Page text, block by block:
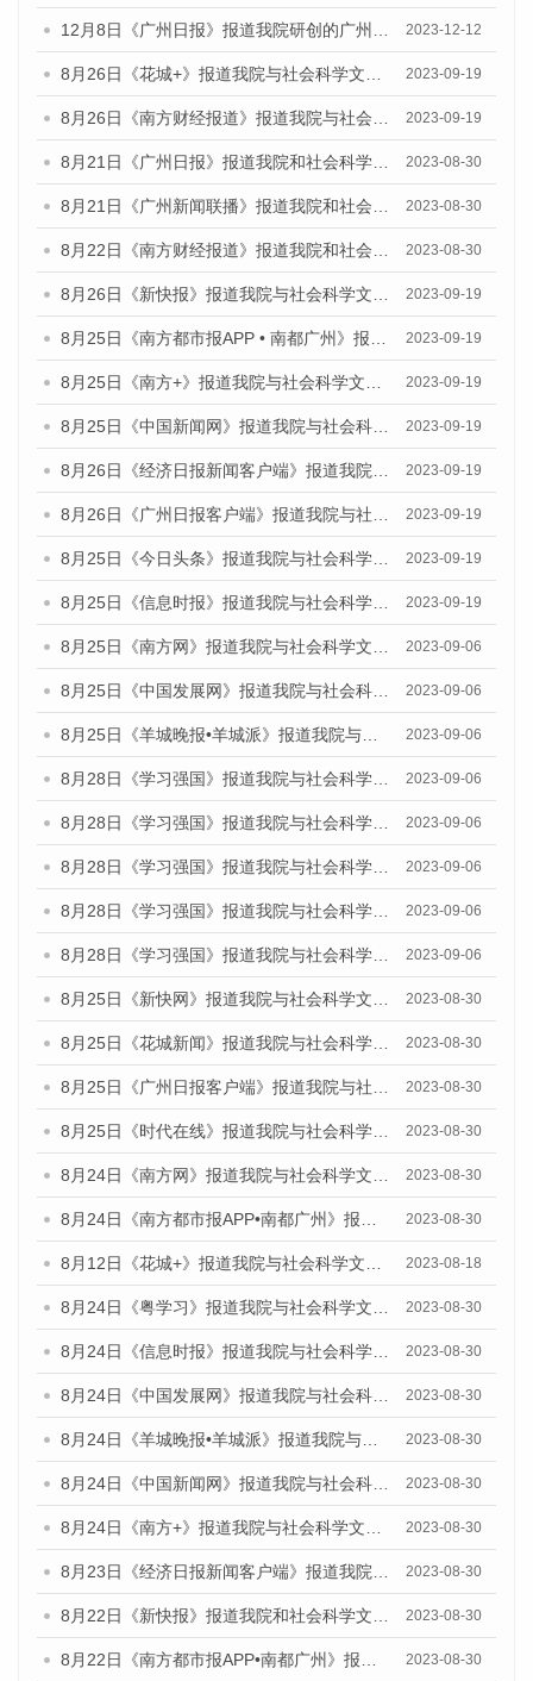
12月8日《广州日报》报道我院研创的广州蓝皮书系列荣获全国第十四届优秀皮书奖四项大奖的媒体文章 2023-12-12
8月26日《花城+》报道我院与社会科学文献出版社联合发布《广州蓝皮书：广州创新型城市发展报告（2023）》的视频采访 2023-09-19
8月26日《南方财经报道》报道我院与社会科学文献出版社联合发布《广州蓝皮书：广州创新型城市发展报告（2023）》的视频采访 2023-09-19
8月21日《广州日报》报道我院和社会科学文献出版社联合发布《广州数字经济发展报告（2023）》蓝皮书的视频采访 2023-08-30
8月21日《广州新闻联播》报道我院和社会科学文献出版社联合发布《广州数字经济发展报告（2023）》蓝皮书的视频采访 2023-08-30
8月22日《南方财经报道》报道我院和社会科学文献出版社联合发布《广州数字经济发展报告（2023）》蓝皮书的视频采访 2023-08-30
8月26日《新快报》报道我院与社会科学文献出版社联合发布《广州蓝皮书：广州创新型城市发展报告（2023）》的媒体文章 2023-09-19
8月25日《南方都市报APP • 南都广州》报道我院与社会科学文献出版社联合发布《广州蓝皮书：广州创新型城市发展报告（2023）》的媒体文章 2023-09-19
8月25日《南方+》报道我院与社会科学文献出版社联合发布《广州蓝皮书：广州创新型城市发展报告（2023）》的媒体文章 2023-09-19
8月25日《中国新闻网》报道我院与社会科学文献出版社联合发布《广州蓝皮书：广州创新型城市发展报告（2023）》的媒体文章 2023-09-19
8月26日《经济日报新闻客户端》报道我院与社会科学文献出版社联合发布《广州蓝皮书：广州创新型城市发展报告（2023）》的媒体文章 2023-09-19
8月26日《广州日报客户端》报道我院与社会科学文献出版社联合发布《广州蓝皮书：广州创新型城市发展报告（2023）》的媒体文章 2023-09-19
8月25日《今日头条》报道我院与社会科学文献出版社联合发布《广州蓝皮书：广州创新型城市发展报告（2023）》的媒体文章 2023-09-19
8月25日《信息时报》报道我院与社会科学文献出版社联合发布《广州蓝皮书：广州创新型城市发展报告（2023）》的媒体文章 2023-09-19
8月25日《南方网》报道我院与社会科学文献出版社联合发布《广州蓝皮书：广州创新型城市发展报告（2023）》的媒体文章 2023-09-06
8月25日《中国发展网》报道我院与社会科学文献出版社联合发布《广州蓝皮书：广州创新型城市发展报告（2023）》的媒体文章 2023-09-06
8月25日《羊城晚报•羊城派》报道我院与社会科学文献出版社联合发布《广州蓝皮书：广州创新型城市发展报告（2023）》的媒体文章 2023-09-06
8月28日《学习强国》报道我院与社会科学文献出版社联合发布《广州蓝皮书：广州创新型城市发展报告（2023）》的媒体文章 2023-09-06
8月28日《学习强国》报道我院与社会科学文献出版社联合发布《广州蓝皮书：广州创新型城市发展报告（2023）》的媒体文章 2023-09-06
8月28日《学习强国》报道我院与社会科学文献出版社联合发布《广州蓝皮书：广州创新型城市发展报告（2023）》的媒体文章 2023-09-06
8月28日《学习强国》报道我院与社会科学文献出版社联合发布《广州蓝皮书：广州创新型城市发展报告（2023）》的媒体文章 2023-09-06
8月28日《学习强国》报道我院与社会科学文献出版社联合发布《广州蓝皮书：广州创新型城市发展报告（2023）》的媒体文章 2023-09-06
8月25日《新快网》报道我院与社会科学文献出版社联合发布《广州蓝皮书：广州文化产业发展报告（2023）》的媒体文章 2023-08-30
8月25日《花城新闻》报道我院与社会科学文献出版社联合发布《广州蓝皮书：广州文化产业发展报告（2023）》的媒体文章 2023-08-30
8月25日《广州日报客户端》报道我院与社会科学文献出版社联合发布《广州蓝皮书：广州文化产业发展报告（2023）》的媒体文章 2023-08-30
8月25日《时代在线》报道我院与社会科学文献出版社联合发布《广州蓝皮书：广州文化产业发展报告（2023）》的媒体文章 2023-08-30
8月24日《南方网》报道我院与社会科学文献出版社联合发布《广州蓝皮书：广州文化产业发展报告（2023）》的媒体文章 2023-08-30
8月24日《南方都市报APP•南都广州》报道我院与社会科学文献出版社联合发布《广州蓝皮书：广州文化产业发展报告（2023）》的媒体文章 2023-08-30
8月12日《花城+》报道我院与社会科学文献出版社联合发布的《广州蓝皮书：广州社会发展报告（2023）》视频采访 2023-08-18
8月24日《粤学习》报道我院与社会科学文献出版社联合发布《广州蓝皮书：广州文化产业发展报告（2023）》的媒体文章 2023-08-30
8月24日《信息时报》报道我院与社会科学文献出版社联合发布《广州蓝皮书：广州文化产业发展报告（2023）》的媒体文章 2023-08-30
8月24日《中国发展网》报道我院与社会科学文献出版社联合发布《广州蓝皮书：广州文化产业发展报告（2023）》的媒体文章 2023-08-30
8月24日《羊城晚报•羊城派》报道我院与社会科学文献出版社联合发布《广州蓝皮书：广州文化产业发展报告（2023）》的媒体文章 2023-08-30
8月24日《中国新闻网》报道我院与社会科学文献出版社联合发布《广州蓝皮书：广州文化产业发展报告（2023）》的媒体文章 2023-08-30
8月24日《南方+》报道我院与社会科学文献出版社联合发布《广州蓝皮书：广州文化产业发展报告（2023）》的媒体文章 2023-08-30
8月23日《经济日报新闻客户端》报道我院和社会科学文献出版社联合发布《广州数字经济发展报告（2023）》蓝皮书的媒体报道 2023-08-30
8月22日《新快报》报道我院和社会科学文献出版社联合发布《广州数字经济发展报告（2023）》蓝皮书的媒体报道 2023-08-30
8月22日《南方都市报APP•南都广州》报道我院和社会科学文献出版社联合发布《广州数字经济发展报告（2023）》蓝皮书的媒体报道 2023-08-30